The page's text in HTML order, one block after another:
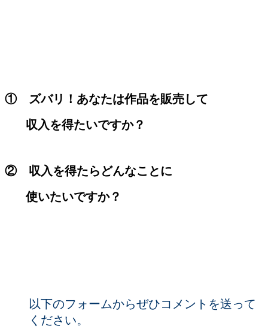
① ズバリ！あなたは作品を販売して
収入を得たいですか？
② 収入を得たらどんなことに
使いたいですか？
以下のフォームからぜひコメントを送って
ください。